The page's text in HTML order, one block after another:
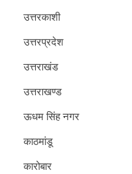
उत्तरकाशी
उत्तरप्रदेश
उत्तराखंड
उत्तराखण्ड
ऊधम सिंह नगर
काठमांडू
कारोबार